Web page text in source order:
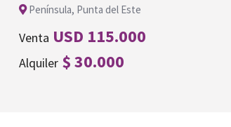
Península, Punta del Este
Venta USD 115.000
Alquiler $ 30.000